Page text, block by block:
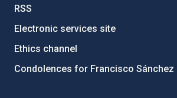
RSS
Electronic services site
Ethics channel
Condolences for Francisco Sánchez